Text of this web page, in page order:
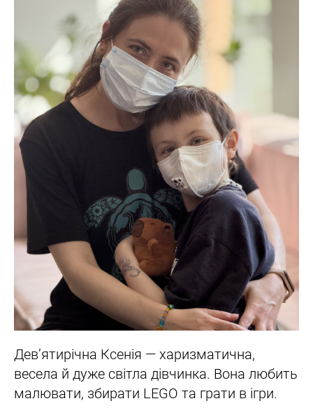
Дев’ятирічна Ксенія — харизматична,
весела й дуже світла дівчинка. Вона любить
малювати, збирати LEGO та грати в ігри.